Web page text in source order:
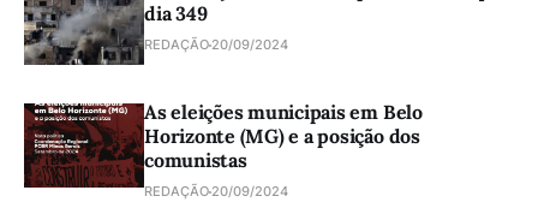
dia 349
REDAÇÃO 20/09/2024
As eleições municipais em Belo
Horizonte (MG) e a posição dos
comunistas
REDAÇÃO 20/09/2024